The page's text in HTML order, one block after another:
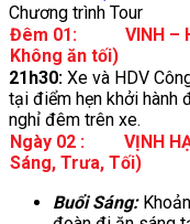
Chương trình Tour
Đêm 01:
Không ăn tối)
21h30: Xe và HDV
tại điểm hẹn khởi hành
nghỉ đêm trên xe.
Ngày 02 : VỊNH HẠ
Sáng, Trưa, Tối)
Buổi Sáng: